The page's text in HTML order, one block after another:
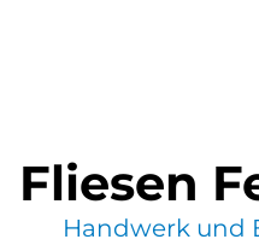
Fliesen
Handwerk und